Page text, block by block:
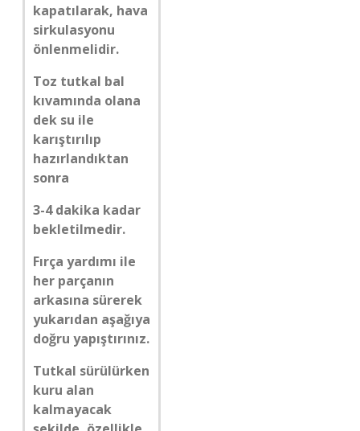
kapatılarak, hava
sirkulasyonu
önlenmelidir.
Toz tutkal bal
kıvamında olana
dek su ile
karıştırılıp
hazırlandıktan
sonra
3-4 dakika kadar
bekletilmedir.
Fırça yardımı ile
her parçanın
arkasına sürerek
yukarıdan aşağıya
doğru yapıştırınız.
Tutkal sürülürken
kuru alan
kalmayacak